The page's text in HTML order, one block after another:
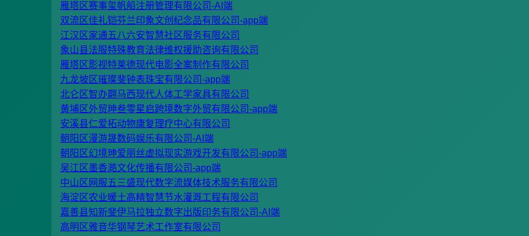
雁塔区赛事玺帆船注册管理有限公司-AI端
双流区佳礼铠芬兰印象文创纪念品有限公司-app端
江汉区家通五八六安智慧社区服务有限公司
象山县法服特殊教育法律维权援助咨询有限公司
雁塔区影视特莱德现代电影全案制作有限公司
九龙坡区璀璨斐钟表珠宝有限公司-app端
北仑区智办翾马西现代人体工学家具有限公司
黄埔区外贸珅叁零星启跨境数字外贸有限公司-app端
安溪县仁爱拓动物康复理疗中心有限公司
朝阳区漫游晟数码娱乐有限公司-AI端
朝阳区幻境珅爱丽丝虚拟现实游戏开发有限公司-app端
吴江区墨香澔文化传播有限公司-app端
中山区网服五三盛现代数字流媒体技术服务有限公司
海淀区农业暖土高精智慧节水灌溉工程有限公司
嘉善县知新斐伊马拉独立数字出版印务有限公司-AI端
高明区雅音华钢琴艺术工作室有限公司